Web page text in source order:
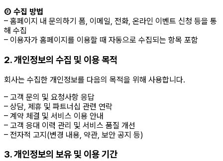
② 수집 방법
– 홈페이지 내 문의하기 폼, 이메일, 전화, 온라인 이벤트 신청 등을 통
해 수집
– 이용자가 홈페이지를 이용할 때 자동으로 수집되는 항목 포함
2. 개인정보의 수집 및 이용 목적
회사는 수집한 개인정보를 다음의 목적을 위해 사용합니다.
– 고객 문의 및 요청사항 응답
– 상담, 제휴 및 파트너십 관련 연락
– 계약 체결 및 서비스 이용 안내
– 고객 응대 이력 관리 및 서비스 품질 개선
– 전자적 고지(변경 내용, 약관, 보안 공지 등)
3. 개인정보의 보유 및 이용 기간